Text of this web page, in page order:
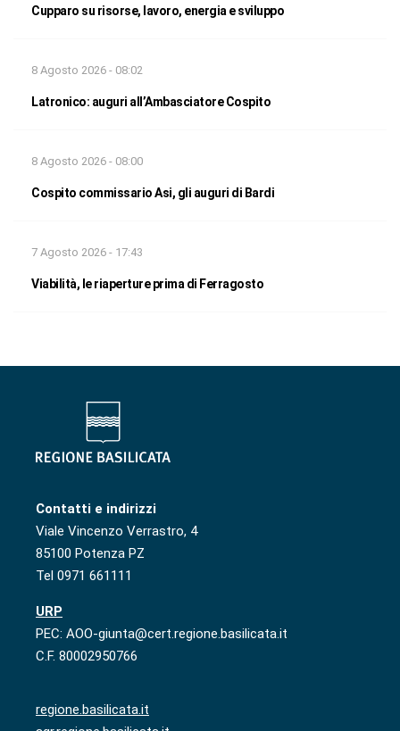
Cupparo su risorse, lavoro, energia e sviluppo
8 Agosto 2026 - 08:02
Latronico: auguri all’Ambasciatore Cospito
8 Agosto 2026 - 08:00
Cospito commissario Asi, gli auguri di Bardi
7 Agosto 2026 - 17:43
Viabilità, le riaperture prima di Ferragosto
Contatti e indirizzi
Viale Vincenzo Verrastro, 4
85100 Potenza PZ
Tel 0971 661111
URP
PEC: AOO-giunta@cert.regione.basilicata.it
C.F. 80002950766
regione.basilicata.it